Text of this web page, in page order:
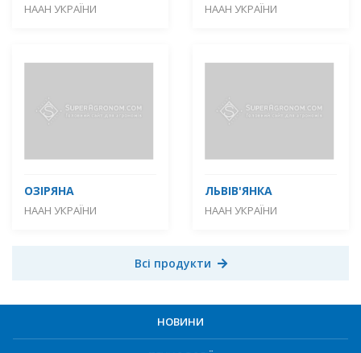
НААН УКРАЇНИ НААН УКРАЇНИ
ОЗІРЯНА
НААН УКРАЇНИ
ЛЬВІВ'ЯНКА
НААН УКРАЇНИ
Всі продукти
НОВИНИ